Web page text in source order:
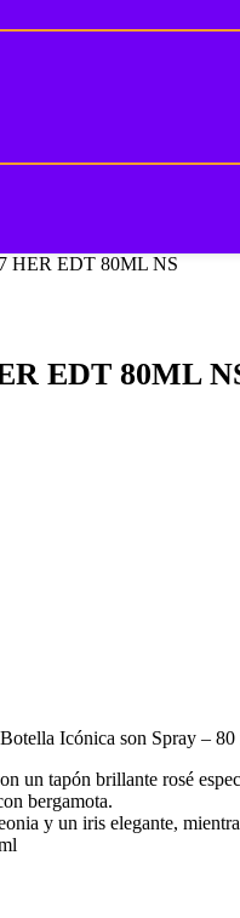
HER EDT 80ML NS
EDT 80ML
Icónica son Spray – 80
un tapón brillante rosé
bergamota.
y un iris elegante,